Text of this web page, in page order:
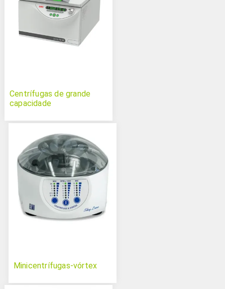
Centrífugas de grande
capacidade
Minicentrífugas-vórtex